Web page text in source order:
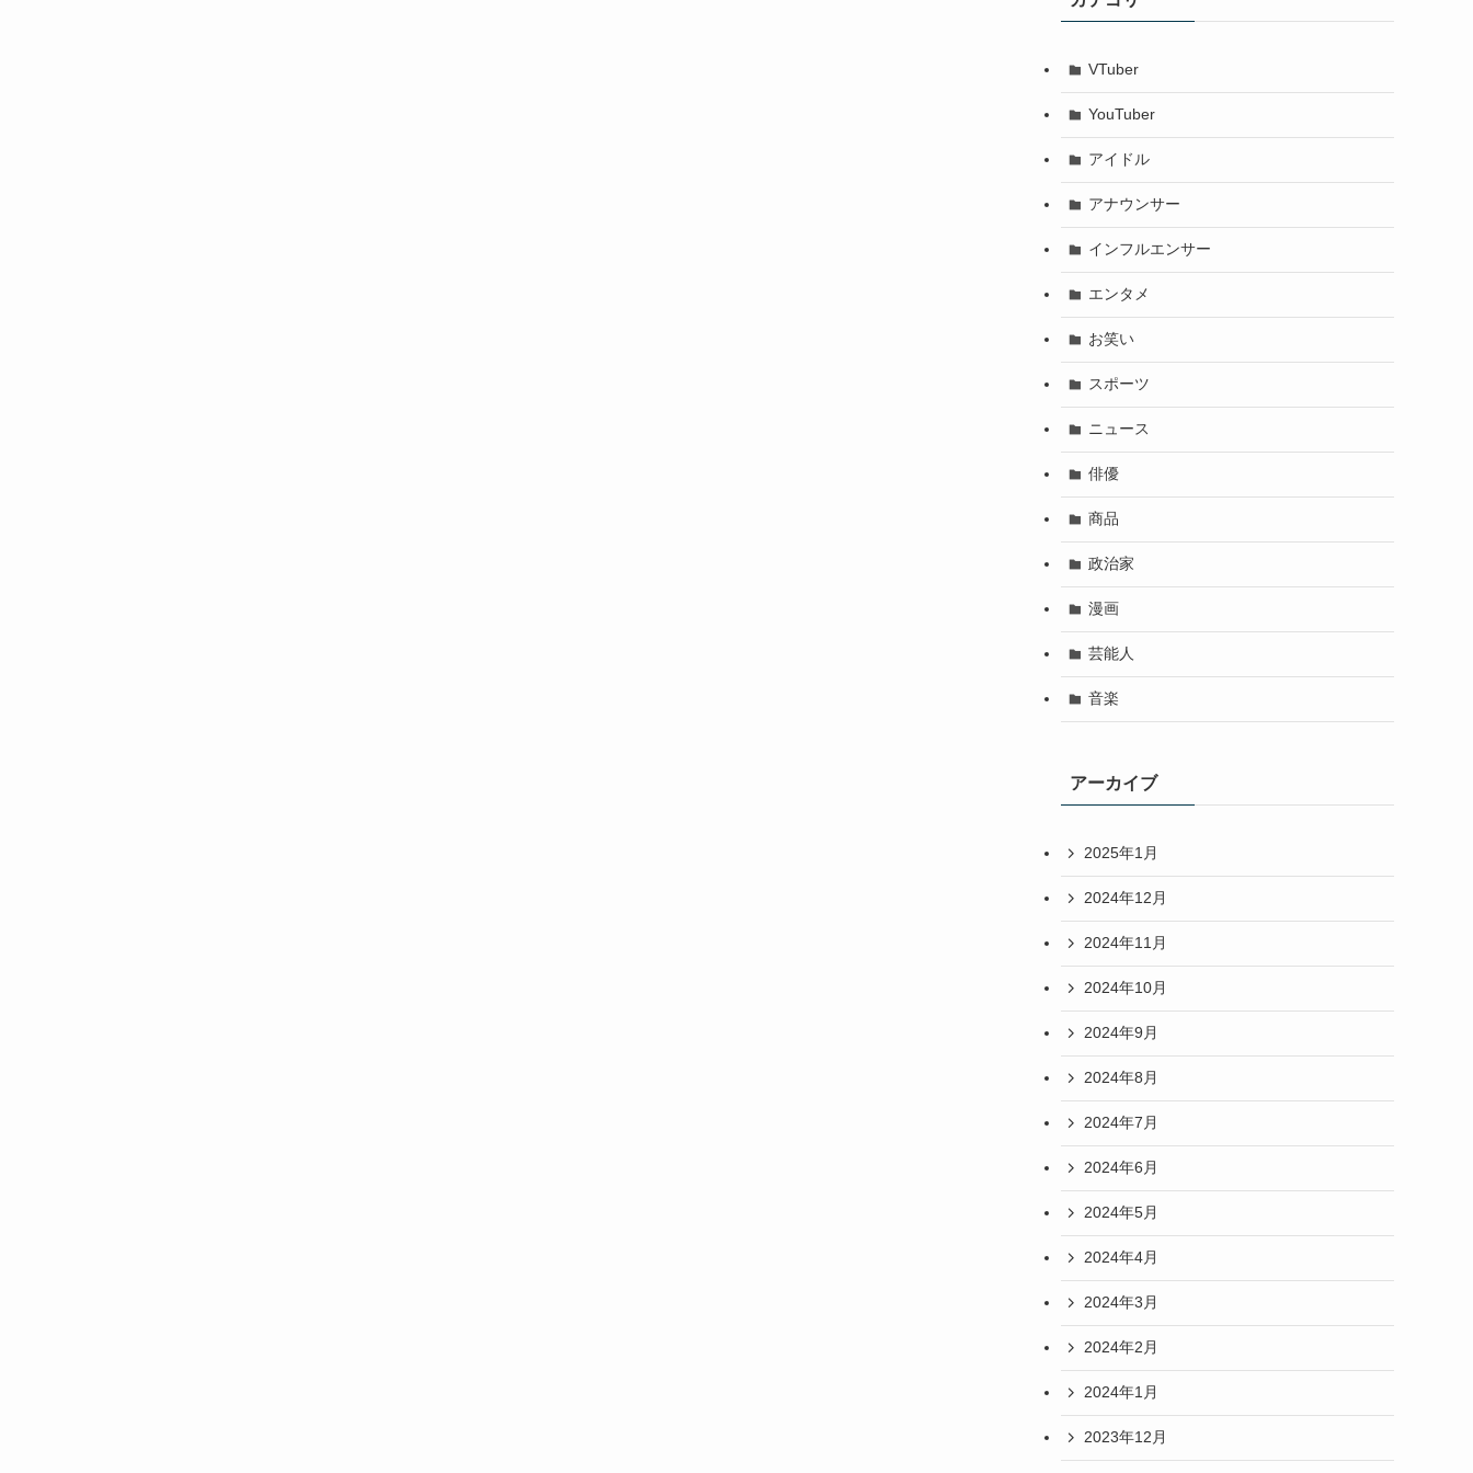
VTuber
YouTuber
アイドル
アナウンサー
インフルエンサー
エンタメ
お笑い
スポーツ
ニュース
俳優
商品
政治家
漫画
芸能人
音楽
アーカイブ
2025年1月
2024年12月
2024年11月
2024年10月
2024年9月
2024年8月
2024年7月
2024年6月
2024年5月
2024年4月
2024年3月
2024年2月
2024年1月
2023年12月